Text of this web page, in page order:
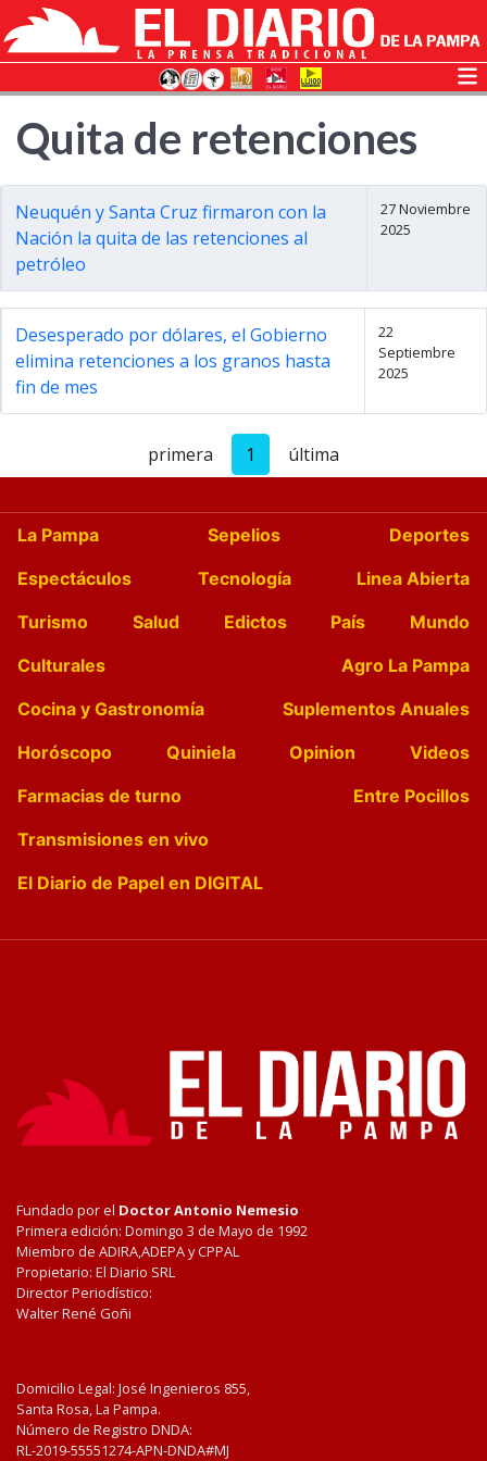
Quita de retenciones
Neuquén y Santa Cruz firmaron con la
Nación la quita de las retenciones al
petróleo
27 Noviembre
2025
Desesperado por dólares, el Gobierno
elimina retenciones a los granos hasta
fin de mes
22
Septiembre
2025
primera 1 última
La Pampa Sepelios
Deportes
Espectáculos
Tecnología
Linea Abierta
Turismo
Salud Edictos País
Mundo
Culturales
Agro La Pampa
Cocina y Gastronomía
Suplementos Anuales
Horóscopo
Quiniela Opinion
Videos
Farmacias de turno
Entre Pocillos
Transmisiones en vivo
El Diario de Papel en DIGITAL
Fundado por el Doctor Antonio Nemesio
Primera edición: Domingo 3 de Mayo de 1992
Miembro de ADIRA,ADEPA y CPPAL
Propietario: El Diario SRL
Director Periodístico:
Walter René Goñi
Domicilio Legal: José Ingenieros 855,
Santa Rosa, La Pampa.
Número de Registro DNDA:
RL-2019-55551274-APN-DNDA#MJ